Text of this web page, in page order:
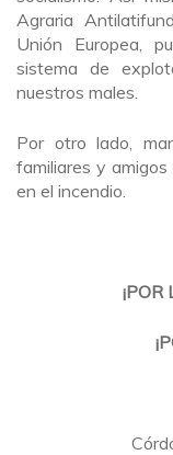
Agraria
Unión Europea,
sistema de
nuestros males.
Por otro lado,
familiares y
en el incendio.